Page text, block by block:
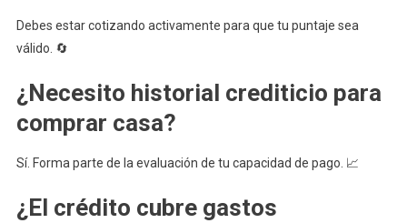
Debes estar cotizando activamente para que tu puntaje sea
válido. 🔄
¿Necesito historial crediticio para
comprar casa?
Sí. Forma parte de la evaluación de tu capacidad de pago. 📈
¿El crédito cubre gastos